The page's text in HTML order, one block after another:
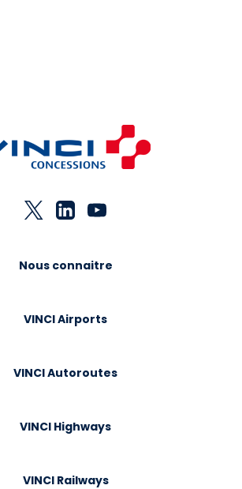
durables
Nous connaitre
VINCI Airports
VINCI Autoroutes
VINCI Highways
VINCI Railways